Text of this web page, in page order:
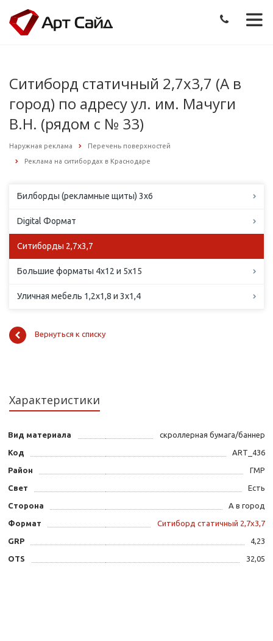
Ситиборд статичный 2,7х3,7 (А в
город) по адресу ул. им. Мачуги
В.Н. (рядом с № 33)
Наружная реклама Перечень поверхностей
Реклама на ситибордах в Краснодаре
Билборды (рекламные щиты) 3х6
Digital Формат
Ситиборды 2,7х3,7
Большие форматы 4х12 и 5х15
Уличная мебель 1,2х1,8 и 3х1,4
Вернуться к списку
Характеристики
Вид материала скроллерная бумага/баннер
Код ART_436
Район ГМР
Свет Есть
Сторона А в город
Формат Ситиборд статичный 2,7х3,7
GRP 4,23
OTS 32,05